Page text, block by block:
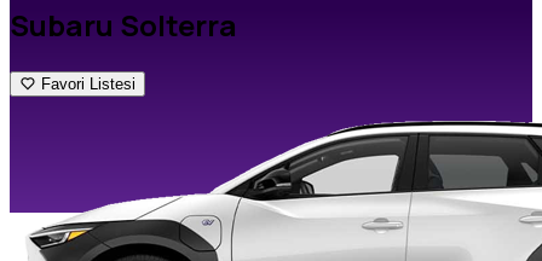
Subaru Solterra
Favori Listesi